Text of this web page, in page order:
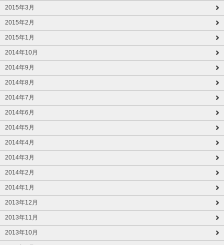
2015年3月
2015年2月
2015年1月
2014年10月
2014年9月
2014年8月
2014年7月
2014年6月
2014年5月
2014年4月
2014年3月
2014年2月
2014年1月
2013年12月
2013年11月
2013年10月